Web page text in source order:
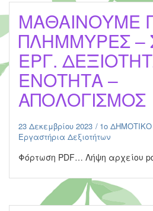
ΜΑΘΑΙΝΟΥΜΕ
ΠΛΗΜΜΥΡΕΣ –
ΕΡΓ.
ΕΝΟΤΗΤΑ –
ΑΠΟΛΟΓΙΣΜΟΣ
23 Δεκεμβρίου 2023
1ο
Εργαστήρια Δεξιοτήτων
Φόρτωση PDF… Λήψη αρχείου